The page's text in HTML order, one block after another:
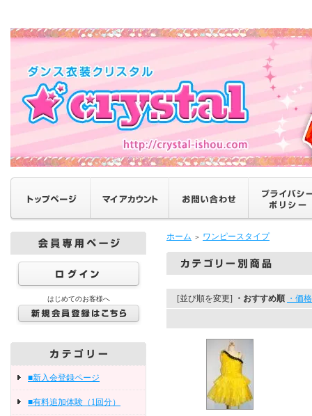
はじめてのお客様へ
■新入会登録ページ
■有料追加体験（1回分）
ホーム ＞ ワンピースタイプ
[並び順を変更] ・おすすめ順 ・価